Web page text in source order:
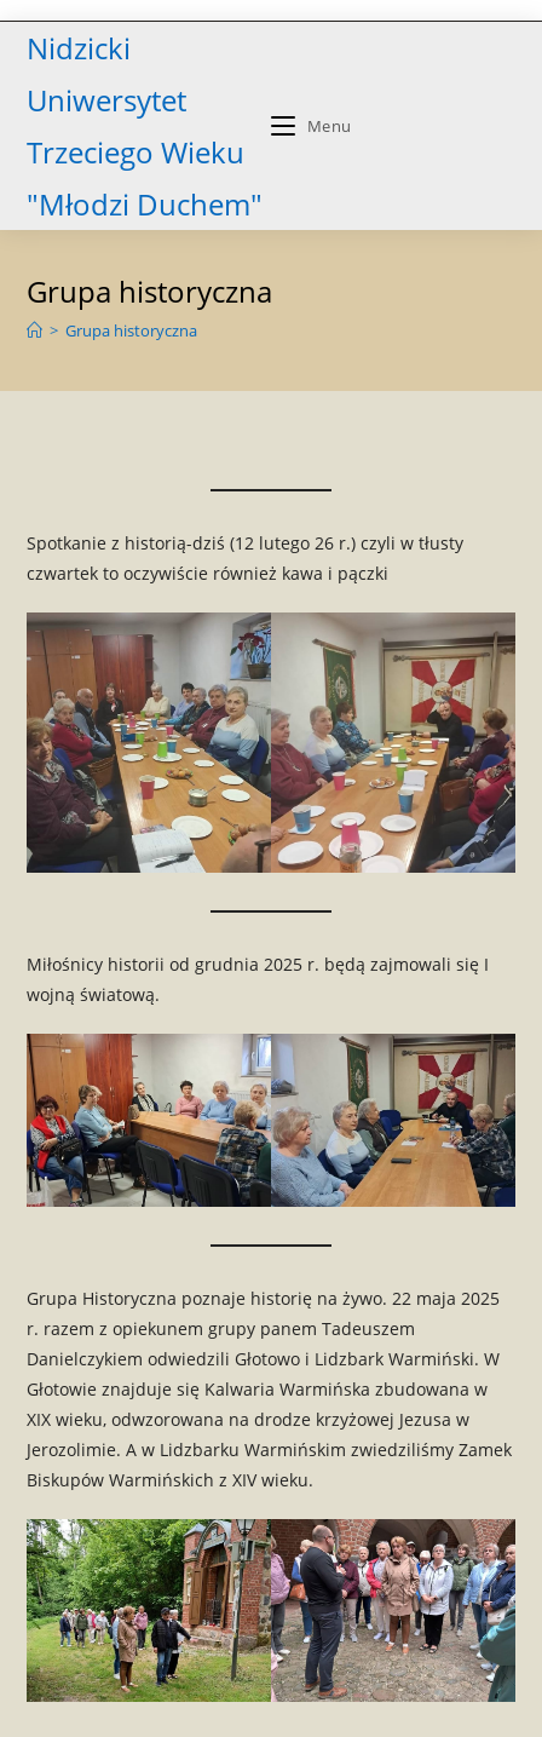
Nidzicki
Uniwersytet
Trzeciego Wieku
"Młodzi Duchem"
Menu
Grupa historyczna
> Grupa historyczna
Spotkanie z historią-dziś (12 lutego 26 r.) czyli w tłusty
czwartek to oczywiście również kawa i pączki
Miłośnicy historii od grudnia 2025 r. będą zajmowali się I
wojną światową.
Grupa Historyczna poznaje historię na żywo. 22 maja 2025
r. razem z opiekunem grupy panem Tadeuszem
Danielczykiem odwiedzili Głotowo i Lidzbark Warmiński. W
Głotowie znajduje się Kalwaria Warmińska zbudowana w
XIX wieku, odwzorowana na drodze krzyżowej Jezusa w
Jerozolimie. A w Lidzbarku Warmińskim zwiedziliśmy Zamek
Biskupów Warmińskich z XIV wieku.